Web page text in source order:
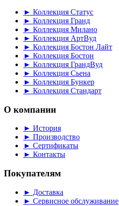
► Коллекция Статус
► Коллекция Гранд
► Коллекция Милано
► Коллекция АртВуд
► Коллекция Бостон Лайт
► Коллекция Бостон
► Коллекция ГрандВуд
► Коллекция Сьена
► Коллекция Бункер
► Коллекция Стандарт
О компании
► История
► Производство
► Сертификаты
► Контакты
Покупателям
► Доставка
► Сервисное обслуживание